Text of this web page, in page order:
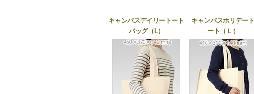
キャンバスデイリートート
バッグ（L）
キャンバスホリデート
ート（Ｌ）